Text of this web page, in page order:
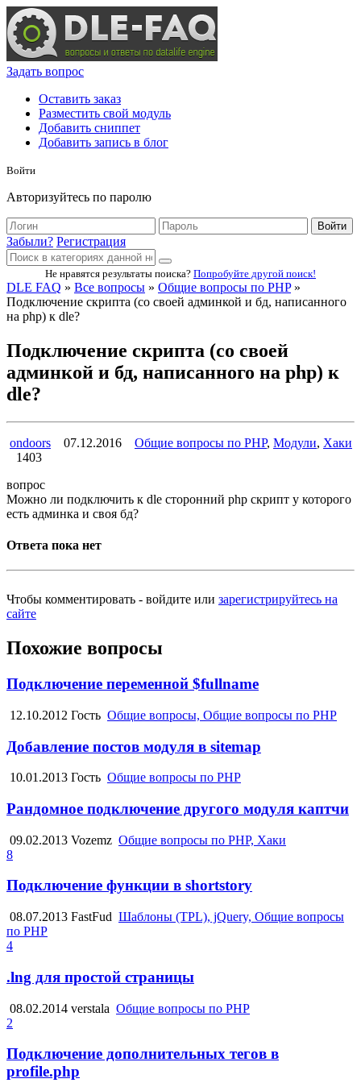
Задать вопрос
Оставить заказ
Разместить свой модуль
Добавить сниппет
Добавить запись в блог
Войти
Авторизуйтесь по паролю
Войти
Забыли? Регистрация
Не нравятся результаты поиска? Попробуйте другой поиск!
DLE FAQ » Все вопросы » Общие вопросы по PHP»
Подключение скрипта (со своей админкой и бд, написанного
на php) к dle?
Подключение скрипта (со своей
админкой и бд, написанного на php) к
dle?
ondoors 07.12.2016 Общие вопросы по PHP, Модули, Хаки
1403
вопрос
Можно ли подключить к dle сторонний php скрипт у которого
есть админка и своя бд?
Ответа пока нет
Чтобы комментировать - войдите или зарегистрируйтесь на
сайте
Похожие вопросы
Подключение переменной $fullname
12.10.2012 Гость Общие вопросы, Общие вопросы по PHP
Добавление постов модуля в sitemap
10.01.2013 Гость Общие вопросы по PHP
Рандомное подключение другого модуля каптчи
09.02.2013 Vozemz Общие вопросы по PHP, Хаки
8
Подключение функции в shortstory
08.07.2013 FastFud Шаблоны (TPL), jQuery, Общие вопросы
по PHP
4
.lng для простой страницы
08.02.2014 verstala Общие вопросы по PHP
2
Подключение дополнительных тегов в
profile.php